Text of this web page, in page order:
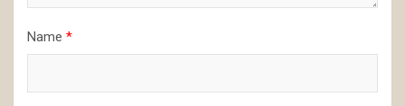
Name *